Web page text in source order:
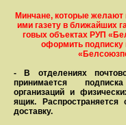
Минчане, которые
ими газету в бли­жай­ших
го­вых объе­ктах РУП
оформить под­пис­ку
- В отделениях
принимается
организаций и
ящик.
доставку.